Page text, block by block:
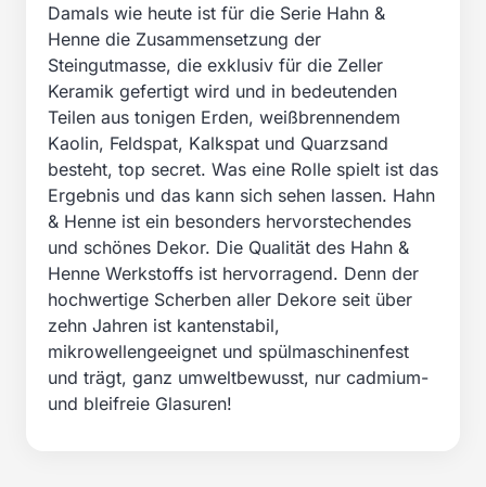
Damals wie heute ist für die Serie Hahn &
Henne die Zusammensetzung der
Steingutmasse, die exklusiv für die Zeller
Keramik gefertigt wird und in bedeutenden
Teilen aus tonigen Erden, weißbrennendem
Kaolin, Feldspat, Kalkspat und Quarzsand
besteht, top secret. Was eine Rolle spielt ist das
Ergebnis und das kann sich sehen lassen. Hahn
& Henne ist ein besonders hervorstechendes
und schönes Dekor. Die Qualität des Hahn &
Henne Werkstoffs ist hervorragend. Denn der
hochwertige Scherben aller Dekore seit über
zehn Jahren ist kantenstabil,
mikrowellengeeignet und spülmaschinenfest
und trägt, ganz umweltbewusst, nur cadmium-
und bleifreie Glasuren!